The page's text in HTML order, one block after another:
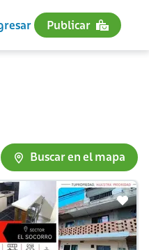
Publicar
Buscar en el mapa